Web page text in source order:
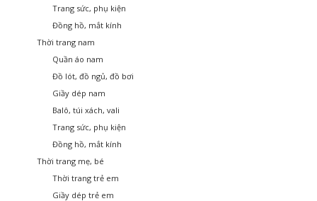
Trang sức, phụ kiện
Đồng hồ, mắt kính
Thời trang nam
Quần áo nam
Đồ lót, đồ ngủ, đồ bơi
Giầy dép nam
Balô, túi xách, vali
Trang sức, phụ kiện
Đồng hồ, mắt kính
Thời trang mẹ, bé
Thời trang trẻ em
Giầy dép trẻ em